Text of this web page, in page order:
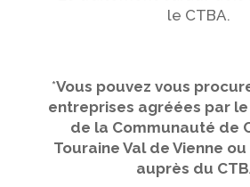
le CTBA.
*Vous pouvez vous
entreprises agréées par le
de la Communauté de
Touraine Val de Vienne
auprès du